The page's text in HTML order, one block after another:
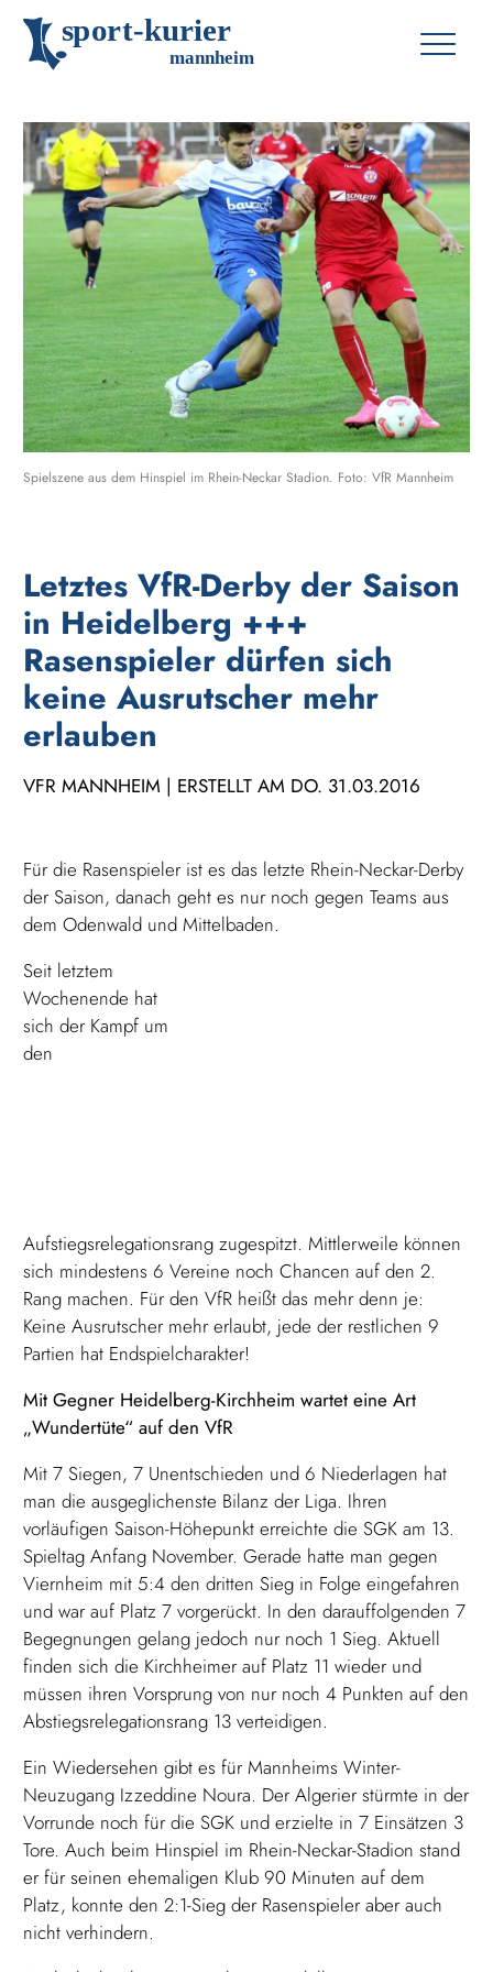
sport-kurier
mannheim
Spielszene aus dem Hinspiel im Rhein-Neckar Stadion. Foto: VfR Mannheim
Letztes VfR-Derby der Saison
in Heidelberg +++
Rasenspieler dürfen sich
keine Ausrutscher mehr
erlauben
VFR MANNHEIM | ERSTELLT AM DO. 31.03.2016
Für die Rasenspieler ist es das letzte Rhein-Neckar-Derby
der Saison, danach geht es nur noch gegen Teams aus
dem Odenwald und Mittelbaden.
Seit letztem
Wochenende hat
sich der Kampf um
den
Aufstiegsrelegationsrang zugespitzt. Mittlerweile können
sich mindestens 6 Vereine noch Chancen auf den 2.
Rang machen. Für den VfR heißt das mehr denn je:
Keine Ausrutscher mehr erlaubt, jede der restlichen 9
Partien hat Endspielcharakter!
Mit Gegner Heidelberg-Kirchheim wartet eine Art
„Wundertüte“ auf den VfR
Mit 7 Siegen, 7 Unentschieden und 6 Niederlagen hat
man die ausgeglichenste Bilanz der Liga. Ihren
vorläufigen Saison-Höhepunkt erreichte die SGK am 13.
Spieltag Anfang November. Gerade hatte man gegen
Viernheim mit 5:4 den dritten Sieg in Folge eingefahren
und war auf Platz 7 vorgerückt. In den darauffolgenden 7
Begegnungen gelang jedoch nur noch 1 Sieg. Aktuell
finden sich die Kirchheimer auf Platz 11 wieder und
müssen ihren Vorsprung von nur noch 4 Punkten auf den
Abstiegsrelegationsrang 13 verteidigen.
Ein Wiedersehen gibt es für Mannheims Winter-
Neuzugang Izzeddine Noura. Der Algerier stürmte in der
Vorrunde noch für die SGK und erzielte in 7 Einsätzen 3
Tore. Auch beim Hinspiel im Rhein-Neckar-Stadion stand
er für seinen ehemaligen Klub 90 Minuten auf dem
Platz, konnte den 2:1-Sieg der Rasenspieler aber auch
nicht verhindern.